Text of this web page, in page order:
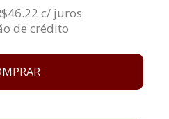
46.22 c/ juros
de crédito